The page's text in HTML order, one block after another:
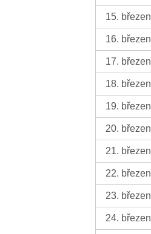
15. březen
16. březen
17. březen
18. březen
19. březen
20. březen
21. březen
22. březen
23. březen
24. březen